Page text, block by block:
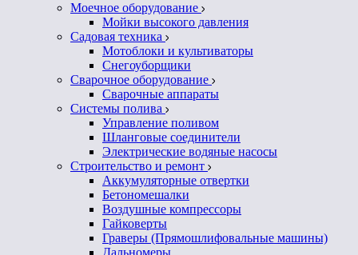
Моечное оборудование
Мойки высокого давления
Садовая техника
Мотоблоки и культиваторы
Снегоуборщики
Сварочное оборудование
Сварочные аппараты
Системы полива
Управление поливом
Шланговые соединители
Электрические водяные насосы
Строительство и ремонт
Аккумуляторные отвертки
Бетономешалки
Воздушные компрессоры
Гайковерты
Граверы (Прямошлифовальные машины)
Дальномеры